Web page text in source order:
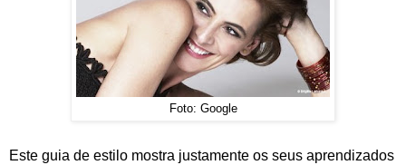
Foto: Google
Este guia de estilo mostra justamente os seus aprendizados